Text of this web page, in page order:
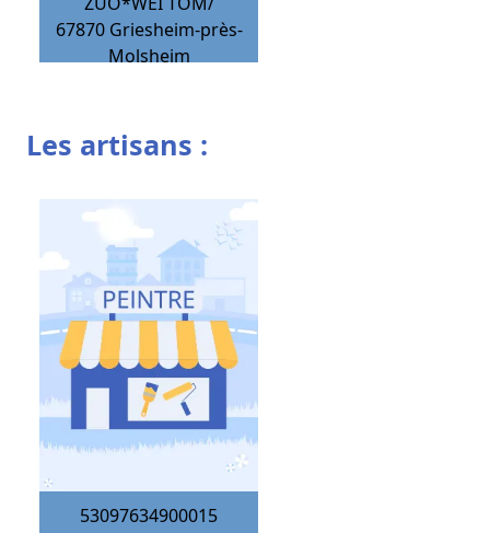
67870 Griesheim-près-
Molsheim
Les artisans :
53097634900015